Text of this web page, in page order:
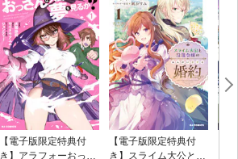
【電子版限定特典付
き】アラフォーおっさ
【電子版限定特典付
き】スライム大公と没